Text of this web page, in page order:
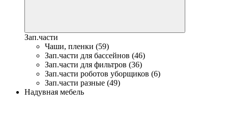
Зап.части
Чаши, пленки (59)
Зап.части для бассейнов (46)
Зап.части для фильтров (36)
Зап.части роботов уборщиков (6)
Зап.части разные (49)
Надувная мебель